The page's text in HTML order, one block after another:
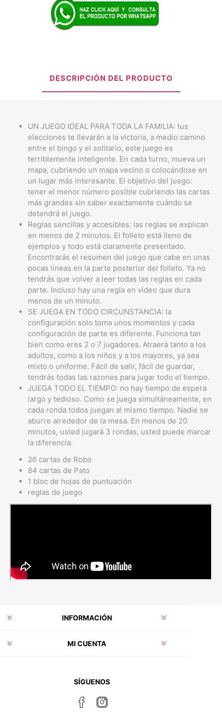
DESCRIPCIÓN DEL PRODUCTO
UN JUEGO IDEAL PARA TODA LA FAMILIA: tus
elecciones te llevarán a la victoria, a medio camino
entre el bingo y el solitario, este juego es
terriblemente inteligente. En cada turno, mueva un
mapa, cubriendo un mapa vecino o colocándose en
un lugar más interesante. El objetivo del juego:
tener el menor número posible cubriendo las cartas
más grandes sin saber exactamente cuándo se
detendrá el juego.
Reglas sencillas y accesibles: las reglas se explican
en menos de 2 minutos. El folleto está lleno de
ejemplos y todo está claramente presentado.
Encontrarás el resumen del juego que cabe en unas
pocas líneas en la parte posterior del folleto. Ya no
tendrás que volver a leer todas las reglas en cada
parte. Incluso hay una regla en video que dura
menos de un minuto.
SE JUEGA EN TODO CIRCUNSTANCIA: la
configuración solo toma unos momentos y cada
configuración de parte es diferente. Funciona tan
bien como eres 2 o 7 jugadores. Atraerá tanto a los
adultos, como a los niños y a los mayores, ya sea
mixto o uniforme. Fácil de salir, fácil de guardar,
tendrás todas las razones para jugar todo el tiempo.
JUEGA TODO EL TIEMPO: no hay tiempo de espera
largo y tedioso. Como se juega simultáneamente, en
cada ronda todos juegan al mismo tiempo. Nadie se
aburre alrededor de la mesa. En menos de 20
minutos, usted jugará 3 rondas, usted puede marcar
la diferencia.
26 cartas de Robo
84 cartas de Pato
1 bloc de hojas de puntuación
reglas de juego
INFORMACIÓN
MI CUENTA
SÍGUENOS